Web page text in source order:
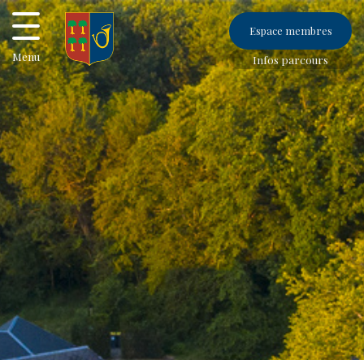
Menu
Espace membres
Infos parcours